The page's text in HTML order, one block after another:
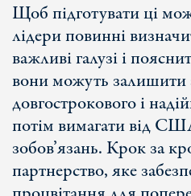
Щоб підготувати ці
лідери повинні
важливі галузі і
вони можуть
довгострокового і
потім вимагати від
зобов’язань. Крок за
партнерство, яке